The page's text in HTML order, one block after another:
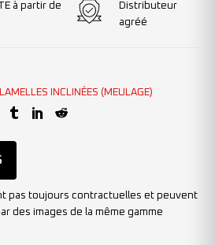
à partir de
Distributeur
agréé
INCLINÉES (MEULAGE)
pas toujours contractuelles et peuvent
des images de la même gamme